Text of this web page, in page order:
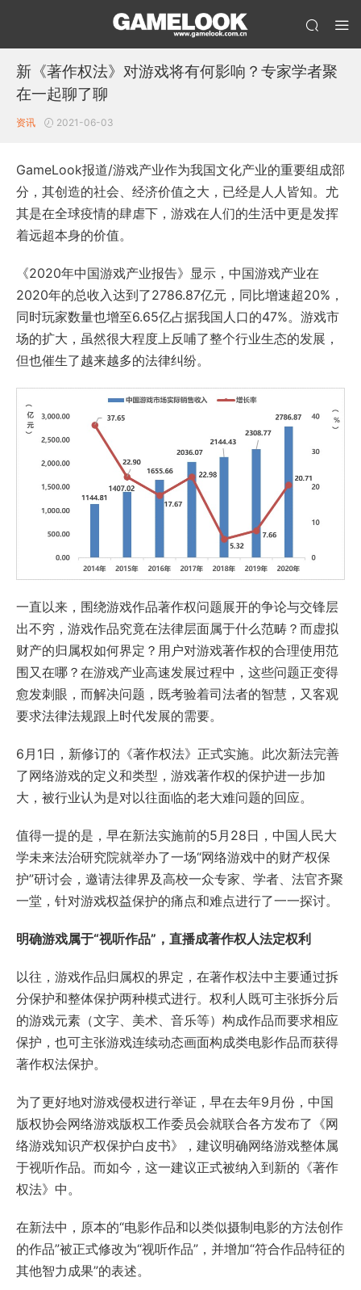
新《著作权法》对游戏将有何影响？专家学者聚
在一起聊了聊
资讯 2021-06-03
GameLook报道/游戏产业作为我国文化产业的重要组成部
分，其创造的社会、经济价值之大，已经是人人皆知。尤
其是在全球疫情的肆虐下，游戏在人们的生活中更是发挥
着远超本身的价值。
《2020年中国游戏产业报告》显示，中国游戏产业在
2020年的总收入达到了2786.87亿元，同比增速超20%，
同时玩家数量也增至6.65亿占据我国人口的47%。游戏市
场的扩大，虽然很大程度上反哺了整个行业生态的发展，
但也催生了越来越多的法律纠纷。
一直以来，围绕游戏作品著作权问题展开的争论与交锋层
出不穷，游戏作品究竟在法律层面属于什么范畴？而虚拟
财产的归属权如何界定？用户对游戏著作权的合理使用范
围又在哪？在游戏产业高速发展过程中，这些问题正变得
愈发刺眼，而解决问题，既考验着司法者的智慧，又客观
要求法律法规跟上时代发展的需要。
6月1日，新修订的《著作权法》正式实施。此次新法完善
了网络游戏的定义和类型，游戏著作权的保护进一步加
大，被行业认为是对以往面临的老大难问题的回应。
值得一提的是，早在新法实施前的5月28日，中国人民大
学未来法治研究院就举办了一场“网络游戏中的财产权保
护”研讨会，邀请法律界及高校一众专家、学者、法官齐聚
一堂，针对游戏权益保护的痛点和难点进行了一一探讨。
明确游戏属于“视听作品”，直播成著作权人法定权利
以往，游戏作品归属权的界定，在著作权法中主要通过拆
分保护和整体保护两种模式进行。权利人既可主张拆分后
的游戏元素（文字、美术、音乐等）构成作品而要求相应
保护，也可主张游戏连续动态画面构成类电影作品而获得
著作权法保护。
为了更好地对游戏侵权进行举证，早在去年9月份，中国
版权协会网络游戏版权工作委员会就联合各方发布了《网
络游戏知识产权保护白皮书》，建议明确网络游戏整体属
于视听作品。而如今，这一建议正式被纳入到新的《著作
权法》中。
在新法中，原本的“电影作品和以类似摄制电影的方法创作
的作品”被正式修改为“视听作品”，并增加“符合作品特征的
其他智力成果”的表述。